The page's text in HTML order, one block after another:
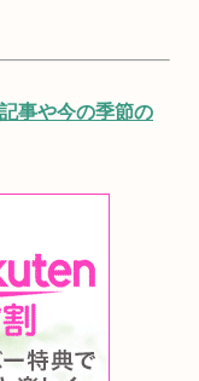
事や今の季節の